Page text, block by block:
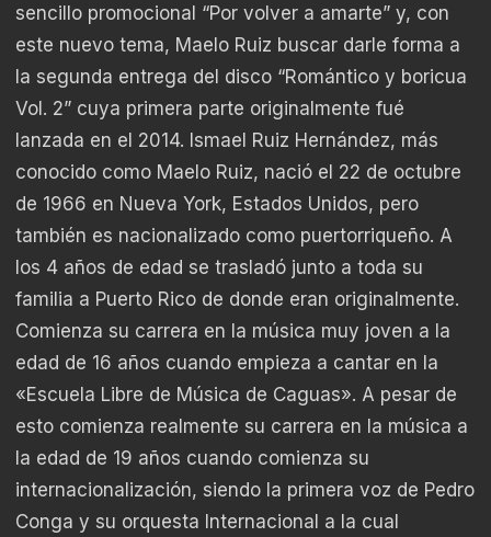
sencillo promocional “Por volver a amarte” y, con
este nuevo tema, Maelo Ruiz buscar darle forma a
la segunda entrega del disco “Romántico y boricua
Vol. 2” cuya primera parte originalmente fué
lanzada en el 2014. Ismael Ruiz Hernández, más
conocido como Maelo Ruiz, nació el 22 de octubre
de 1966 en Nueva York, Estados Unidos, pero
también es nacionalizado como puertorriqueño. A
los 4 años de edad se trasladó junto a toda su
familia a Puerto Rico de donde eran originalmente.
Comienza su carrera en la música muy joven a la
edad de 16 años cuando empieza a cantar en la
«Escuela Libre de Música de Caguas». A pesar de
esto comienza realmente su carrera en la música a
la edad de 19 años cuando comienza su
internacionalización, siendo la primera voz de Pedro
Conga y su orquesta Internacional a la cual